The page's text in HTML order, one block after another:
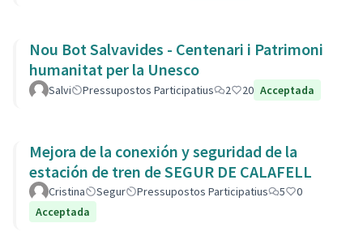
Nou Bot Salvavides - Centenari i Patrimoni
humanitat per la Unesco
Salvi Pressupostos Participatius 2 20 Acceptada
Mejora de la conexión y seguridad de la
estación de tren de SEGUR DE CALAFELL
Cristina Segur Pressupostos Participatius 5
0
Acceptada